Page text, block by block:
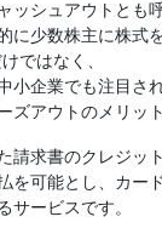
ッシュアウトとも
に少数株主に株式
ではなく、
小企業でも注目さ
ズアウトのメリッ
請求書のクレジッ
を可能とし、カー
サービスです。